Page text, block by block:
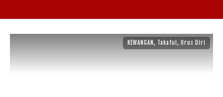
KEWANGAN , Takaful , Urus Diri